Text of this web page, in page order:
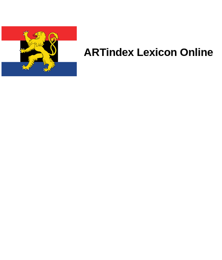
ARTindex Lexicon Online